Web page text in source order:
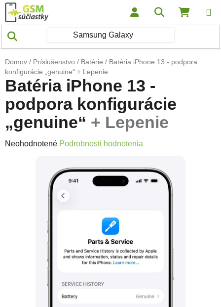
Prejsť na obsah Hľadať
Domov / Príslušenstvo / Batérie / Batéria iPhone 13 - podpora
konfigurácie „genuine“ + Lepenie
Batéria iPhone 13 -
podpora konfigurácie
„genuine“ + Lepenie
Priemerné hodnotenie produktu je 0,0 z 5 hviezdičiek.
Neohodnotené Podrobnosti hodnotenia